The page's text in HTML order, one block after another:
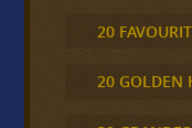
20
20 GOLDEN